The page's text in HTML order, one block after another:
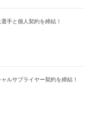
手と個人契約を締結！
ルサプライヤー契約を締結！